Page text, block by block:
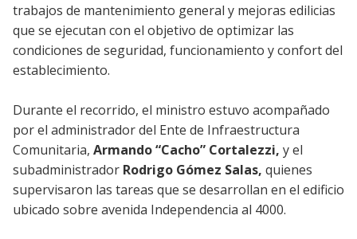
trabajos de mantenimiento general y mejoras edilicias
que se ejecutan con el objetivo de optimizar las
condiciones de seguridad, funcionamiento y confort del
establecimiento.
Durante el recorrido, el ministro estuvo acompañado
por el administrador del Ente de Infraestructura
Comunitaria, Armando “Cacho” Cortalezzi, y el
subadministrador Rodrigo Gómez Salas, quienes
supervisaron las tareas que se desarrollan en el edificio
ubicado sobre avenida Independencia al 4000.